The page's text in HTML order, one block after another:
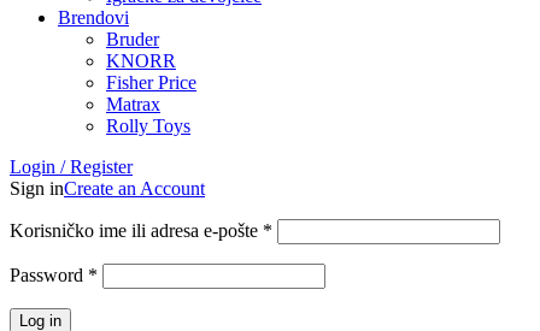
Brendovi
Bruder
KNORR
Fisher Price
Matrax
Rolly Toys
Login / Register
Sign inCreate an Account
Korisničko ime ili adresa e-pošte *
Password *
Log in